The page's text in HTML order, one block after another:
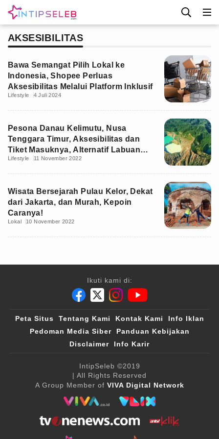
AKSESIBILITAS
Bawa Semangat Pilih Lokal ke
Indonesia, Shopee Perluas
Aksesibilitas Melalui Platform Inklusif
Lifestyle 4 Juli 2024
Pesona Danau Kelimutu, Nusa
Tenggara Timur, Aksesibilitas dan
Tiket Masuknya, Alternatif Labuan
Bajo
Lifestyle 11 November 2022
Wisata Bersejarah Pulau Kelor, Dekat
dari Jakarta, dan Murah, Kepoin
Caranya!
Lokal 10 November 2022
Ikuti kami di:
Peta Situs Tentang Kami Kontak Kami
Info Iklan
Pedoman Media Siber
Panduan Kebijakan
Disclaimer
Info Karir
IntipSeleb ©2019
| All Rights Reserved
A Group Member of VIVA Digital Network